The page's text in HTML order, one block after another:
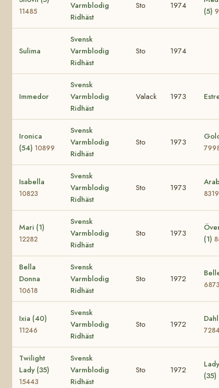
11485
Varmblodig
Ridhäst
Sto 1974
(5)
Sulima
Svensk
Varmblodig
Ridhäst
Sto 1974
Immedor
Svensk
Varmblodig
Ridhäst
Valack 1973
Ironica
(54) 10899
Svensk
Varmblodig
Ridhäst
Sto 1973
Isabella
10823
Svensk
Varmblodig
Ridhäst
Sto 1973
8319
Mari (1)
12282
Svensk
Varmblodig
Ridhäst
Sto 1973
(1)
Bella
Donna
10618
Svensk
Varmblodig
Ridhäst
Sto 1972
Ixia (40)
11246
Svensk
Varmblodig
Ridhäst
Sto 1972
Twilight
Lady (35)
15443
Svensk
Varmblodig
Ridhäst
Sto 1972
(35)